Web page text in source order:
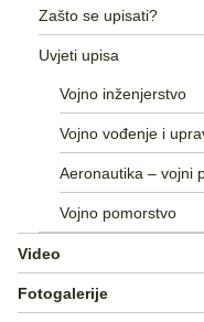
Zašto se upisati?
Uvjeti upisa
Vojno inženjerstvo
Vojno vođenje i
Aeronautika – vojni
Vojno pomorstvo
Video
Fotogalerije